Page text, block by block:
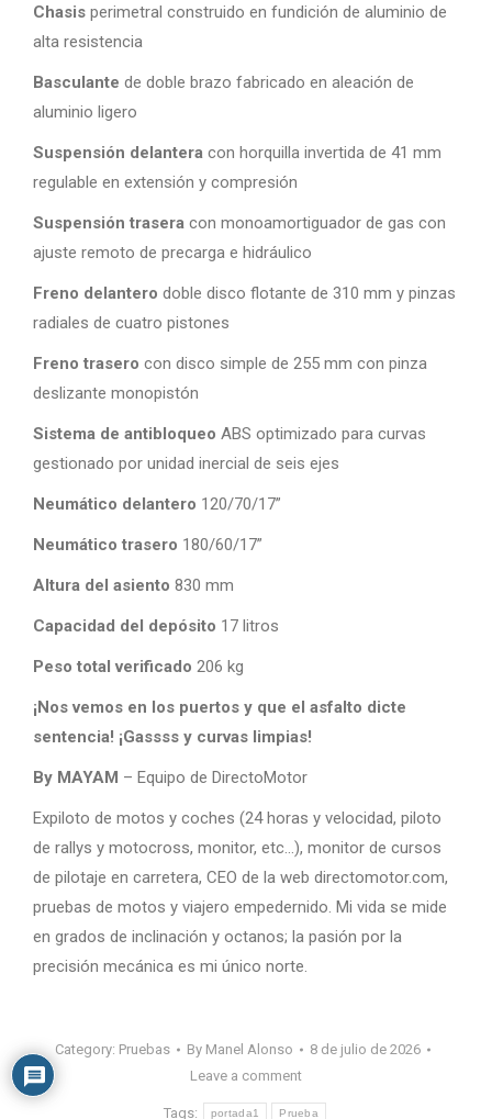
Chasis perimetral construido en fundición de aluminio de
alta resistencia
Basculante de doble brazo fabricado en aleación de
aluminio ligero
Suspensión delantera con horquilla invertida de 41 mm
regulable en extensión y compresión
Suspensión trasera con monoamortiguador de gas con
ajuste remoto de precarga e hidráulico
Freno delantero doble disco flotante de 310 mm y pinzas
radiales de cuatro pistones
Freno trasero con disco simple de 255 mm con pinza
deslizante monopistón
Sistema de antibloqueo ABS optimizado para curvas
gestionado por unidad inercial de seis ejes
Neumático delantero 120/70/17”
Neumático trasero 180/60/17”
Altura del asiento 830 mm
Capacidad del depósito 17 litros
Peso total verificado 206 kg
¡Nos vemos en los puertos y que el asfalto dicte
sentencia! ¡Gassss y curvas limpias!
By MAYAM – Equipo de DirectoMotor
Expiloto de motos y coches (24 horas y velocidad, piloto
de rallys y motocross, monitor, etc…), monitor de cursos
de pilotaje en carretera, CEO de la web directomotor.com,
pruebas de motos y viajero empedernido. Mi vida se mide
en grados de inclinación y octanos; la pasión por la
precisión mecánica es mi único norte.
Category: Pruebas By Manel Alonso
8 de julio de 2026
Leave a comment
Tags: portada1 Prueba